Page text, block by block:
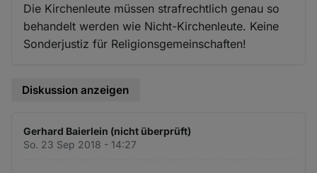
Die Kirchenleute müssen strafrechtlich genau so
behandelt werden wie Nicht-Kirchenleute. Keine
Sonderjustiz für Religionsgemeinschaften!
Diskussion anzeigen
Gerhard Baierlein (nicht überprüft)
So. 23 Sep 2018 - 14:27